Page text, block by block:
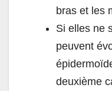
bras et les
Si elles ne
peuvent
deuxième